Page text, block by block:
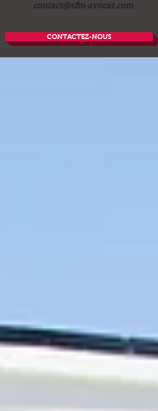
contact@sfm-avocat.com
CONTACTEZ-NOUS